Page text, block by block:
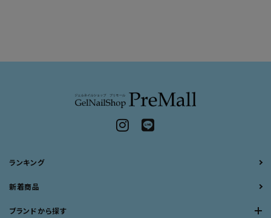
ランキング
新着商品
ブランドから探す